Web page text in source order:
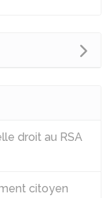
droit au RSA
citoyen